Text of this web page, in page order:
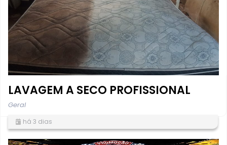
LAVAGEM A SECO PROFISSIONAL
Geral
há 3 dias